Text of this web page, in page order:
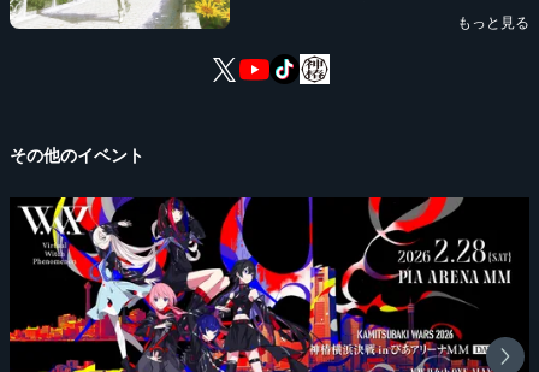
シンガーとしてだけでなく、イラスト、ナレ
ーション、声優など様々な方面で自らの表現
もっと見る
その他のイベント